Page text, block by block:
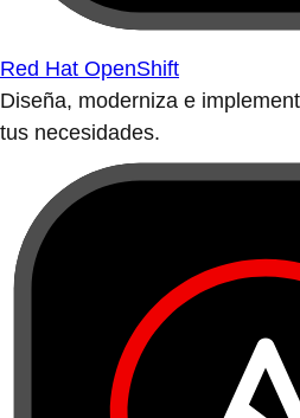
Red Hat OpenShift
Diseña, moderniza e
tus necesidades.